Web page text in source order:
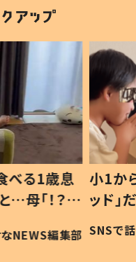
「ギフテ
チ給食”を
令和の親
なNEWS編集部
ひ孫
が、抱
「涙
い」